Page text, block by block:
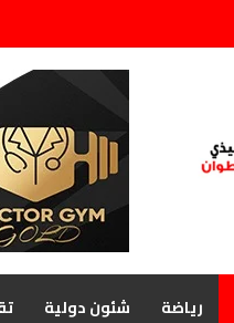
رياضة شئون دولية